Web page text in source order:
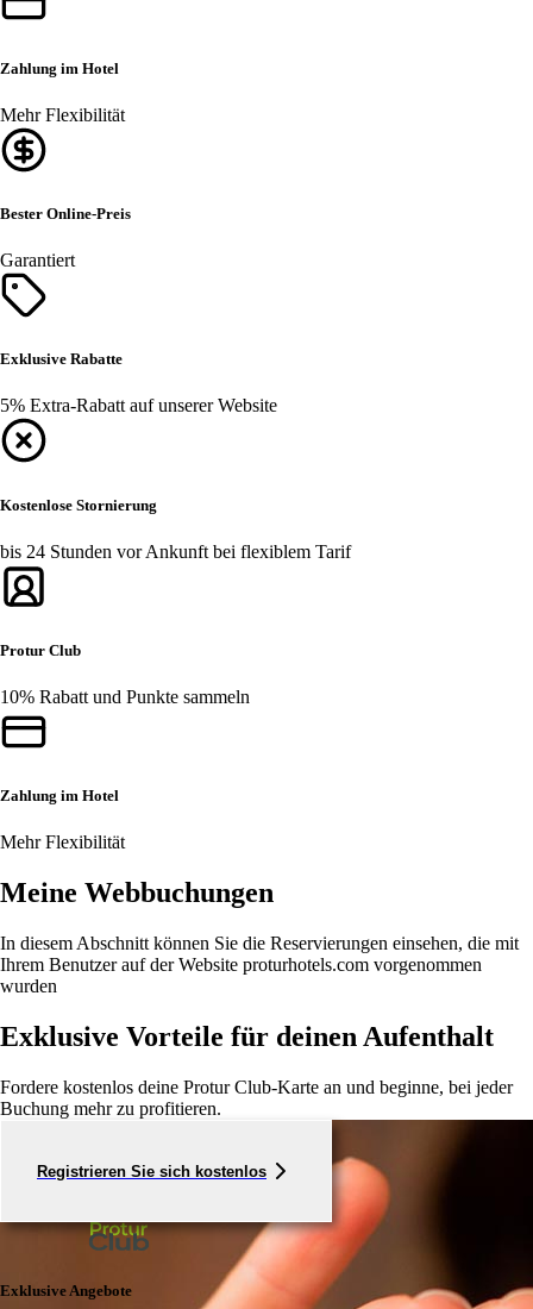
Zahlung im Hotel
Mehr Flexibilität
Bester Online-Preis
Garantiert
Exklusive Rabatte
5% Extra-Rabatt auf unserer Website
Kostenlose Stornierung
bis 24 Stunden vor Ankunft bei flexiblem Tarif
Protur Club
10% Rabatt und Punkte sammeln
Zahlung im Hotel
Mehr Flexibilität
Meine Webbuchungen
In diesem Abschnitt können Sie die Reservierungen einsehen, die mit
Ihrem Benutzer auf der Website proturhotels.com vorgenommen
wurden
Exklusive Vorteile für deinen Aufenthalt
Fordere kostenlos deine Protur Club-Karte an und beginne, bei jeder
Buchung mehr zu profitieren.
Registrieren Sie sich kostenlos
Exklusive Angebote